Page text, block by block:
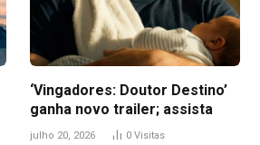
‘Vingadores: Doutor Destino’
ganha novo trailer; assista
julho 20, 2026 0 Visitas